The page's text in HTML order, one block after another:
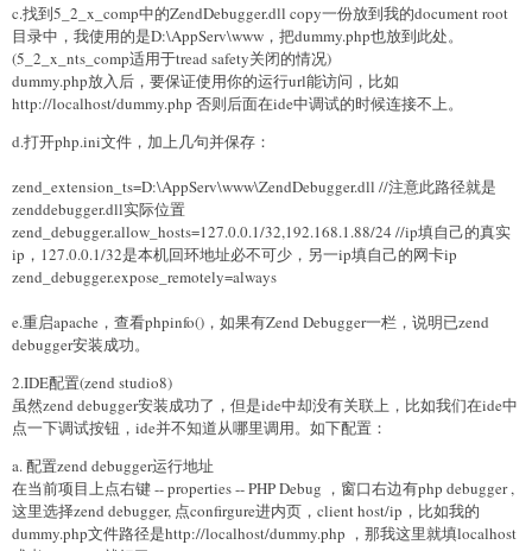
c.找到5_2_x_comp中的ZendDebugger.dll copy一份放到我的document root
目录中，我使用的是D:\AppServ\www，把dummy.php也放到此处。
(5_2_x_nts_comp适用于tread safety关闭的情况)
dummy.php放入后，要保证使用你的运行url能访问，比如
http://localhost/dummy.php 否则后面在ide中调试的时候连接不上。
d.打开php.ini文件，加上几句并保存：
zend_extension_ts=D:\AppServ\www\ZendDebugger.dll //注意此路径就是
zenddebugger.dll实际位置
zend_debugger.allow_hosts=127.0.0.1/32,192.168.1.88/24 //ip填自己的真实
ip，127.0.0.1/32是本机回环地址必不可少，另一ip填自己的网卡ip
zend_debugger.expose_remotely=always
e.重启apache，查看phpinfo()，如果有Zend Debugger一栏，说明已zend
debugger安装成功。
2.IDE配置(zend studio8)
虽然zend debugger安装成功了，但是ide中却没有关联上，比如我们在ide中
点一下调试按钮，ide并不知道从哪里调用。如下配置：
a. 配置zend debugger运行地址
在当前项目上点右键 -- properties -- PHP Debug ，窗口右边有php debugger ,
这里选择zend debugger, 点confirgure进内页，client host/ip，比如我的
dummy.php文件路径是http://localhost/dummy.php ，那我这里就填localhost